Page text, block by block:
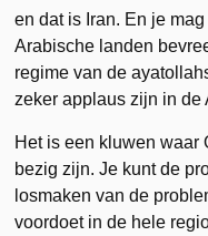
en dat is Iran. En je
Arabische landen
regime van de
zeker applaus zijn in de
Het is een kluwen waar
bezig zijn. Je kunt de
losmaken van de
voordoet in de hele